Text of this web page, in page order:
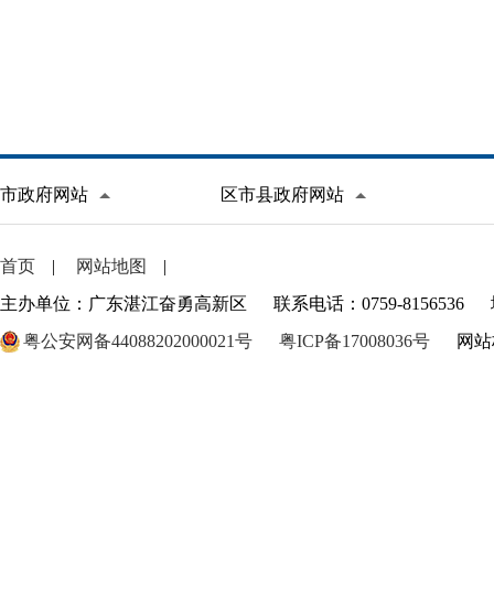
市政府网站 区市县政府网站
首页 | 网站地图
|
主办单位：广东湛江奋勇高新区
联系电话：0759-8156536
粤公安网备44088202000021号
粤ICP备17008036号 网